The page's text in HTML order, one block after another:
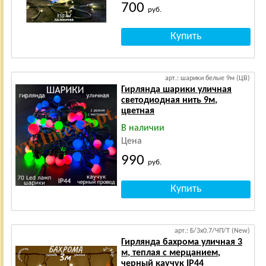
700руб.
арт.: шарики белые 9м (ЦВ)
Гирлянда шарики уличная
светодиодная нить 9м,
цветная
В наличии
Цена
990руб.
арт.: Б/3х0.7/ЧП/Т (New)
Гирлянда бахрома уличная 3
м, теплая с мерцанием,
черный каучук IP44